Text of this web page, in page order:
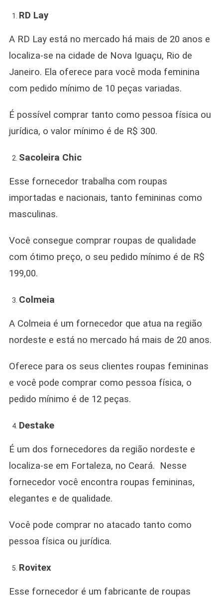
RD Lay
A RD Lay está no mercado há mais de 20 anos e
localiza-se na cidade de Nova Iguaçu, Rio de
Janeiro. Ela oferece para você moda feminina
com pedido mínimo de 10 peças variadas.
É possível comprar tanto como pessoa física ou
jurídica, o valor mínimo é de R$ 300.
Sacoleira Chic
Esse fornecedor trabalha com roupas
importadas e nacionais, tanto femininas como
masculinas.
Você consegue comprar roupas de qualidade
com ótimo preço, o seu pedido mínimo é de R$
199,00.
Colmeia
A Colmeia é um fornecedor que atua na região
nordeste e está no mercado há mais de 20 anos.
Oferece para os seus clientes roupas femininas
e você pode comprar como pessoa física, o
pedido mínimo é de 12 peças.
Destake
É um dos fornecedores da região nordeste e
localiza-se em Fortaleza, no Ceará. Nesse
fornecedor você encontra roupas femininas,
elegantes e de qualidade.
Você pode comprar no atacado tanto como
pessoa física ou jurídica.
Rovitex
Esse fornecedor é um fabricante de roupas